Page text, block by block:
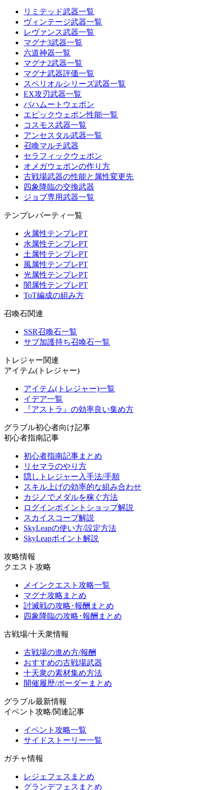
リミテッド武器一覧
ヴィンテージ武器一覧
レヴァンス武器一覧
マグナ3武器一覧
六道神器一覧
マグナ2武器一覧
マグナ武器評価一覧
スペリオルシリーズ武器一覧
EX攻刃武器一覧
バハムートウェポン
エピックウェポン性能一覧
コスモス武器一覧
アンセスタル武器一覧
召喚マルチ武器
セラフィックウェポン
オメガウェポンの作り方
古戦場武器の性能と属性変更先
四象降臨の交換武器
ジョブ専用武器一覧
テンプレパーティ一覧
火属性テンプレPT
水属性テンプレPT
土属性テンプレPT
風属性テンプレPT
光属性テンプレPT
闇属性テンプレPT
ToT編成の組み方
召喚石関連
SSR召喚石一覧
サブ加護持ち召喚石一覧
トレジャー関連
アイテム(トレジャー)
アイテム(トレジャー)一覧
イデア一覧
『アストラ』の効率良い集め方
グラブル初心者向け記事
初心者指南記事
初心者指南記事まとめ
リセマラのやり方
隠しトレジャー入手法/手順
スキル上げの効率的な組み合わせ
カジノでメダルを稼ぐ方法
ログインポイントショップ解説
スカイスコープ解説
SkyLeapの使い方/設定方法
SkyLeapポイント解説
攻略情報
クエスト攻略
メインクエスト攻略一覧
マグナ攻略まとめ
討滅戦の攻略･報酬まとめ
四象降臨の攻略･報酬まとめ
古戦場/十天衆情報
古戦場の進め方/報酬
おすすめの古戦場武器
十天衆の素材集め方法
開催履歴/ボーダーまとめ
グラブル最新情報
イベント攻略/関連記事
イベント攻略一覧
サイドストーリー一覧
ガチャ情報
レジェフェスまとめ
グランデフェスまとめ